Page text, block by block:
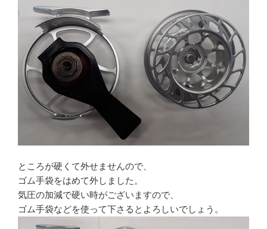
ところが硬くて外せませんので、
ゴム手袋をはめて外しました。
気圧の加減で硬い時がございますので、
ゴム手袋などを使って下さるとよろしいでしょう。